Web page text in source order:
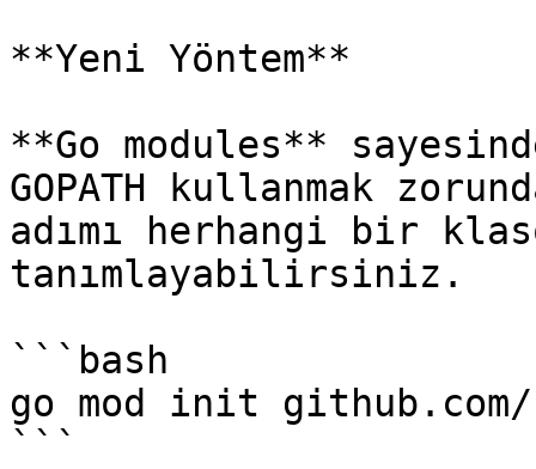
**Yeni Yöntem**
**Go modules**
GOPATH kullanmak
adımı herhangi bir
tanımlayabilirsiniz.
```bash
go mod init
```